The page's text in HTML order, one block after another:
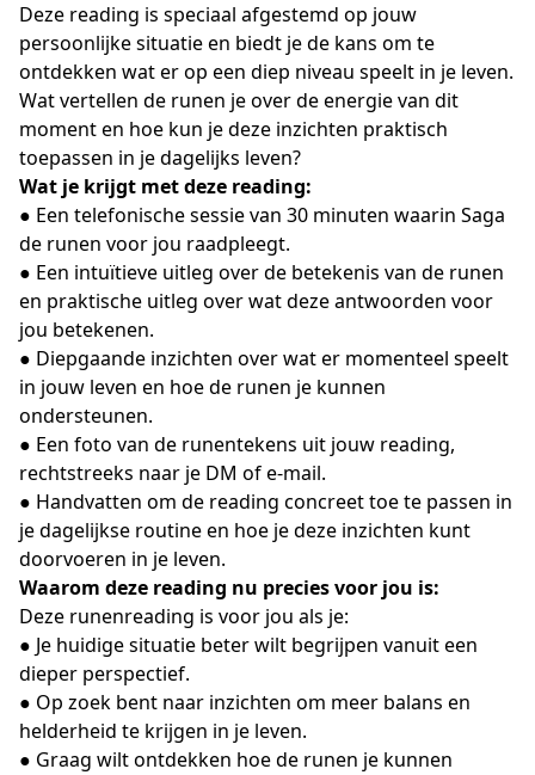
Deze reading is speciaal afgestemd op jouw
persoonlijke situatie en biedt je de kans om te
ontdekken wat er op een diep niveau speelt in je leven.
Wat vertellen de runen je over de energie van dit
moment en hoe kun je deze inzichten praktisch
toepassen in je dagelijks leven?
Wat je krijgt met deze reading:
● Een telefonische sessie van 30 minuten waarin Saga
de runen voor jou raadpleegt.
● Een intuïtieve uitleg over de betekenis van de runen
en praktische uitleg over wat deze antwoorden voor
jou betekenen.
● Diepgaande inzichten over wat er momenteel speelt
in jouw leven en hoe de runen je kunnen
ondersteunen.
● Een foto van de runentekens uit jouw reading,
rechtstreeks naar je DM of e-mail.
● Handvatten om de reading concreet toe te passen in
je dagelijkse routine en hoe je deze inzichten kunt
doorvoeren in je leven.
Waarom deze reading nu precies voor jou is:
Deze runenreading is voor jou als je:
● Je huidige situatie beter wilt begrijpen vanuit een
dieper perspectief.
● Op zoek bent naar inzichten om meer balans en
helderheid te krijgen in je leven.
● Graag wilt ontdekken hoe de runen je kunnen